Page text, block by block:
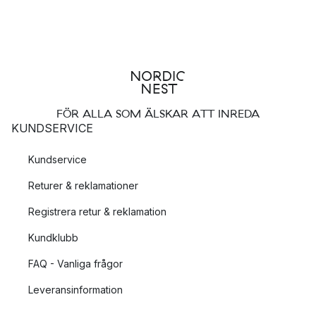
FÖR ALLA SOM ÄLSKAR ATT INREDA
KUNDSERVICE
Kundservice
Returer & reklamationer
Registrera retur & reklamation
Kundklubb
FAQ - Vanliga frågor
Leveransinformation